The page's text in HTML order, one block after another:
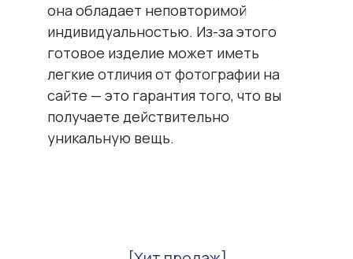
она обладает неповторимой
индивидуальностью. Из-за этого
готовое изделие может иметь
легкие отличия от фотографии на
сайте — это гарантия того, что вы
получаете действительно
уникальную вещь.
Наши популярные
товары